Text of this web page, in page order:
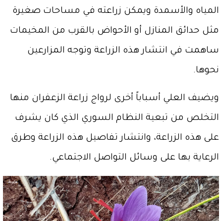
المياه والأسمدة ويمكن زراعته في مساحات صغيرة
مثل حدائق المنازل أو الأحواض بالقرب من المخيمات
ساهمت في انتشار هذه الزراعة وتوجه المزارعين
نحوها.
ويضيف العلي أسباباً أخرى لرواج زراعة الزعفران منها
التخلص من تبعية النظام السوري الذي كان يشرف
على هذه الزراعة، وانتشار تفاصيل هذه الزراعة وطرق
الرعاية بها على وسائل التواصل الاجتماعي.